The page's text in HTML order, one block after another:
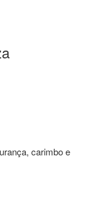
carimbo e